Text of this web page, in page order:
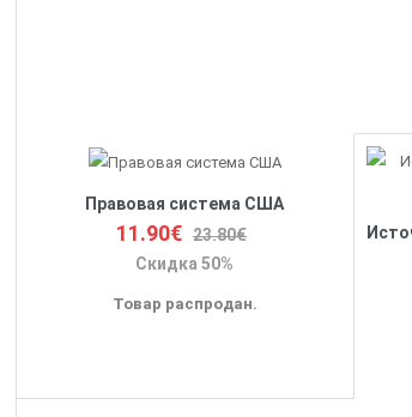
Правовая система США
11.90€ 23.80€
Скидка 50%
Товар распродан.